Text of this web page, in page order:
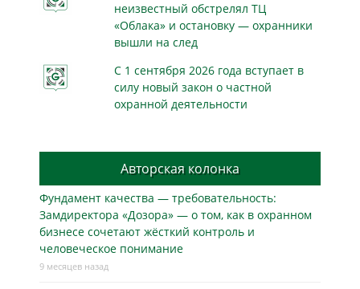
неизвестный обстрелял ТЦ
«Облака» и остановку — охранники
вышли на след
С 1 сентября 2026 года вступает в
силу новый закон о частной
охранной деятельности
Авторская колонка
Фундамент качества — требовательность:
Замдиректора «Дозора» — о том, как в охранном
бизнесe сочетают жёсткий контроль и
человеческое понимание
9 месяцев назад